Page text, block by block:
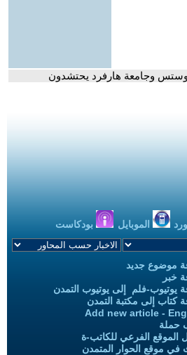
وجامعة هارفرد يحتشدون
الموبايل بودكاست
موضوع جديد
خبر
يوتيوب-فلم إلى يوتيوب التمدن
كتاب إلى مكتبة التمدن
Add new article -
حملة
الموقع الفرعي للكاتب-ة
في موقع الحوار المتمدن